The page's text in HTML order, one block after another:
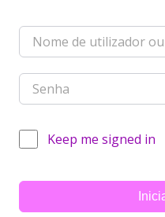
Keep me signed in